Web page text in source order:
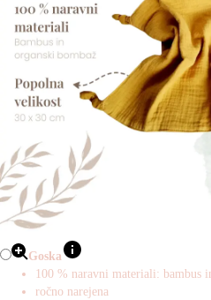
Goska
100 % naravni materiali: bambus
ročno narejena